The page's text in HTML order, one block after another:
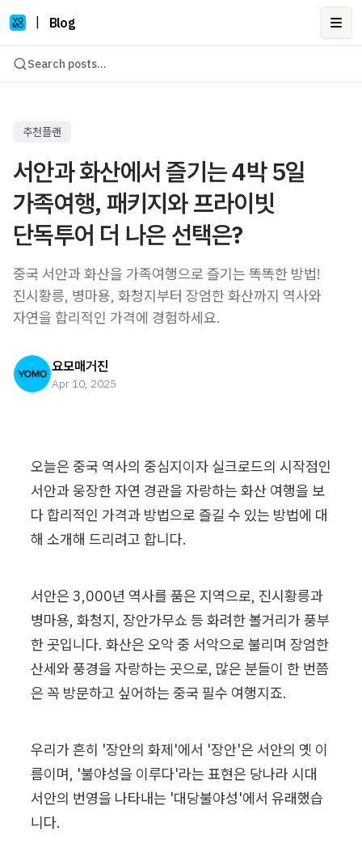
Blog
Search posts...
추천플랜
서안과 화산에서 즐기는 4박 5일
가족여행, 패키지와 프라이빗
단독투어 더 나은 선택은?
중국 서안과 화산을 가족여행으로 즐기는 똑똑한 방법!
진시황릉, 병마용, 화청지부터 장엄한 화산까지 역사와
자연을 합리적인 가격에 경험하세요.
요모매거진
Apr 10, 2025
오늘은 중국 역사의 중심지이자 실크로드의 시작점인
서안과 웅장한 자연 경관을 자랑하는 화산 여행을 보
다 합리적인 가격과 방법으로 즐길 수 있는 방법에 대
해 소개해 드리려고 합니다.
서안은 3,000년 역사를 품은 지역으로, 진시황릉과
병마용, 화청지, 장안가무쇼 등 화려한 볼거리가 풍부
한 곳입니다. 화산은 오악 중 서악으로 불리며 장엄한
산세와 풍경을 자랑하는 곳으로, 많은 분들이 한 번쯤
은 꼭 방문하고 싶어하는 중국 필수 여행지죠.
우리가 흔히 '장안의 화제'에서 '장안'은 서안의 옛 이
름이며, '불야성을 이루다'라는 표현은 당나라 시대
서안의 번영을 나타내는 '대당불야성'에서 유래했습
니다.